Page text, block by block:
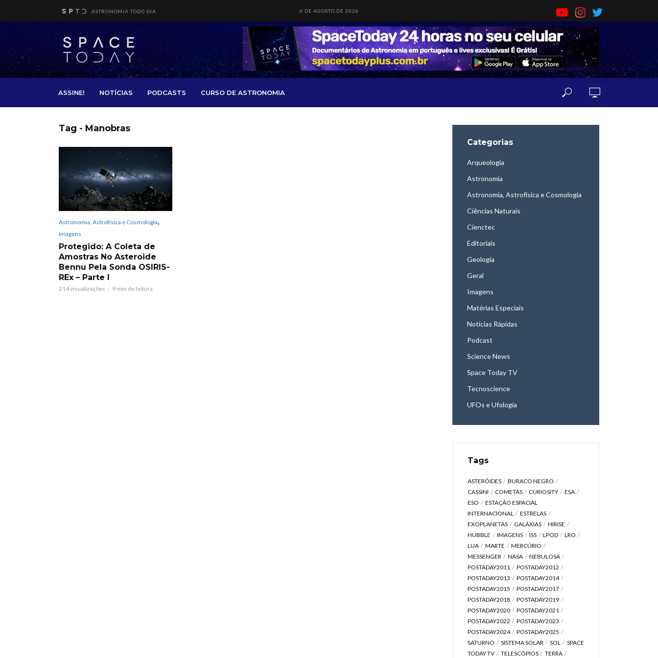
ASTRONOMIA TODO DIA 6 DE AGOSTO DE 2026
ASSINE! NOTÍCIAS PODCASTS CURSO DE ASTRONOMIA
Tag - Manobras
Astronomia, Astrofísica e Cosmologia
Imagens
Protegido: A Coleta de
Amostras No Asteroide
Bennu Pela Sonda OSIRIS-
REx – Parte I
214 visualizações 9 min de leitura
Categorias
Arqueologia
Astronomia
Astronomia, Astrofísica e Cosmologia
Ciências Naturais
Cienctec
Editoriais
Geologia
Geral
Imagens
Matérias Especiais
Notícias Rápidas
Podcast
Science News
Space Today TV
Tecnoscience
UFOs e Ufologia
Tags
ASTERÓIDES
BURACO NEGRO
CASSINI
COMETAS CURIOSITY
ESA
ESO
ESTAÇÃO ESPACIAL
INTERNACIONAL
ESTRELAS
EXOPLANETAS
GALÁXIAS
HIRISE
HUBBLE
IMAGENS ISS LPOD
LRO
LUA
MARTE
MERCÚRIO
MESSENGER
NASA
NEBULOSA
POSTADAY2011
POSTADAY2012
POSTADAY2013
POSTADAY2014
POSTADAY2015
POSTADAY2017
POSTADAY2018
POSTADAY2019
POSTADAY2020
POSTADAY2021
POSTADAY2022
POSTADAY2023
POSTADAY2024
POSTADAY2025
SATURNO
SISTEMA SOLAR SOL
SPACE
TODAY TV
TELESCÓPIOS TERRA